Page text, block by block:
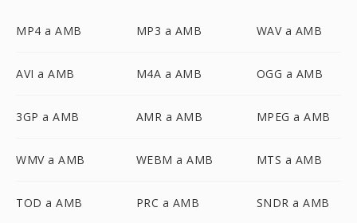
MP4 a AMB MP3 a AMB WAV a AMB
AVI a AMB M4A a AMB OGG a AMB
3GP a AMB AMR a AMB MPEG a AMB
WMV a AMB WEBM a AMB MTS a AMB
TOD a AMB PRC a AMB SNDR a AMB